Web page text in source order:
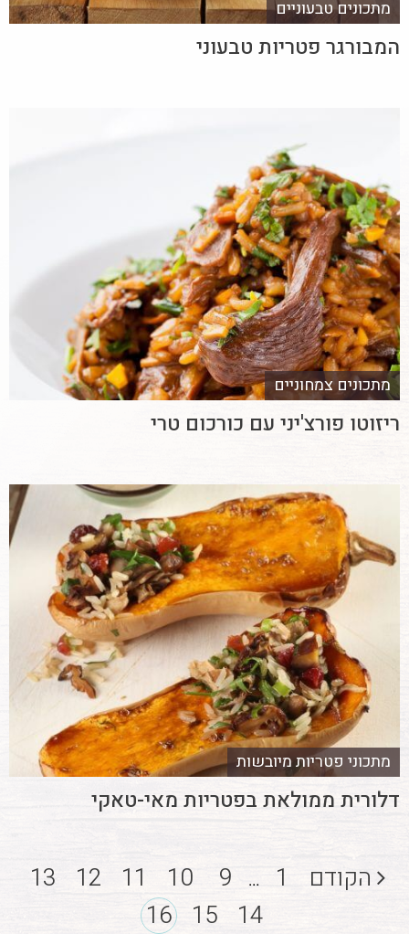
מתכונים טבעוניים
המבורגר פטריות טבעוני
מתכונים צמחוניים
ריזוטו פורצ'יני עם כורכום טרי
מתכוני פטריות מיובשות
דלורית ממולאת בפטריות מאי-טאקי
הקודם 1
...
9
10
11
12
13
14
15
16